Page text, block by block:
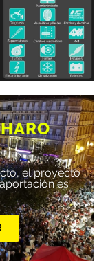
el proyecto
es